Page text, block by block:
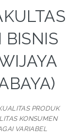
BISNIS
PRODUK
KONSUMEN
VARIABEL